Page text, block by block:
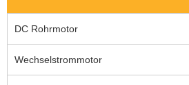
DC Rohrmotor
Wechselstrommotor